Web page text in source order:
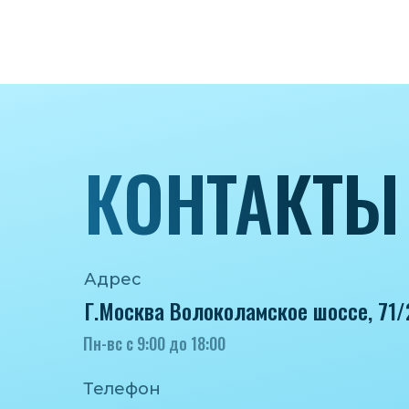
Адрес
Г.Москва Волоколамское шоссе,
Пн-вс с 9:00 до 18:00
Телефон
КОНТАКТЫ